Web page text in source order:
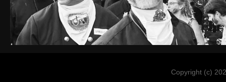
Copyright (c)